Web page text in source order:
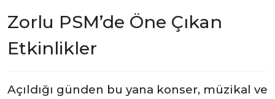
Zorlu PSM’de Öne Çıkan
Etkinlikler
Açıldığı günden bu yana konser, müzikal ve